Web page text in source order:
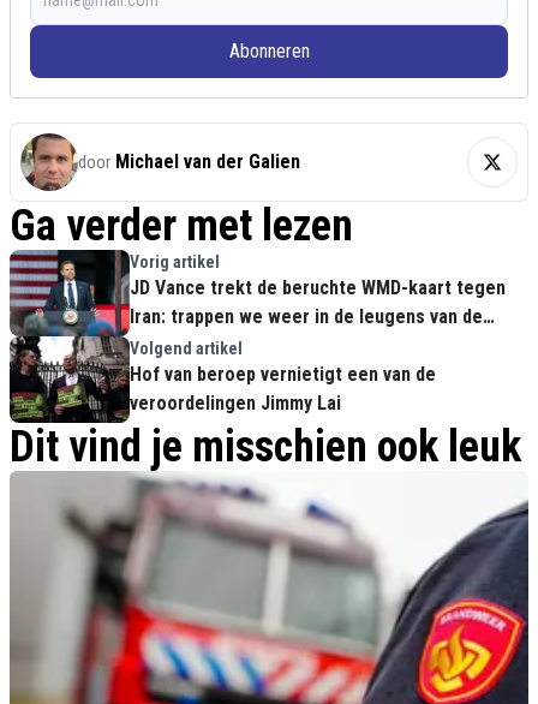
Abonneren
door Michael van der Galien
Ga verder met lezen
Vorig artikel
JD Vance trekt de beruchte WMD-kaart tegen
Iran: trappen we weer in de leugens van de
haviken?
Volgend artikel
Hof van beroep vernietigt een van de
veroordelingen Jimmy Lai
Dit vind je misschien ook leuk